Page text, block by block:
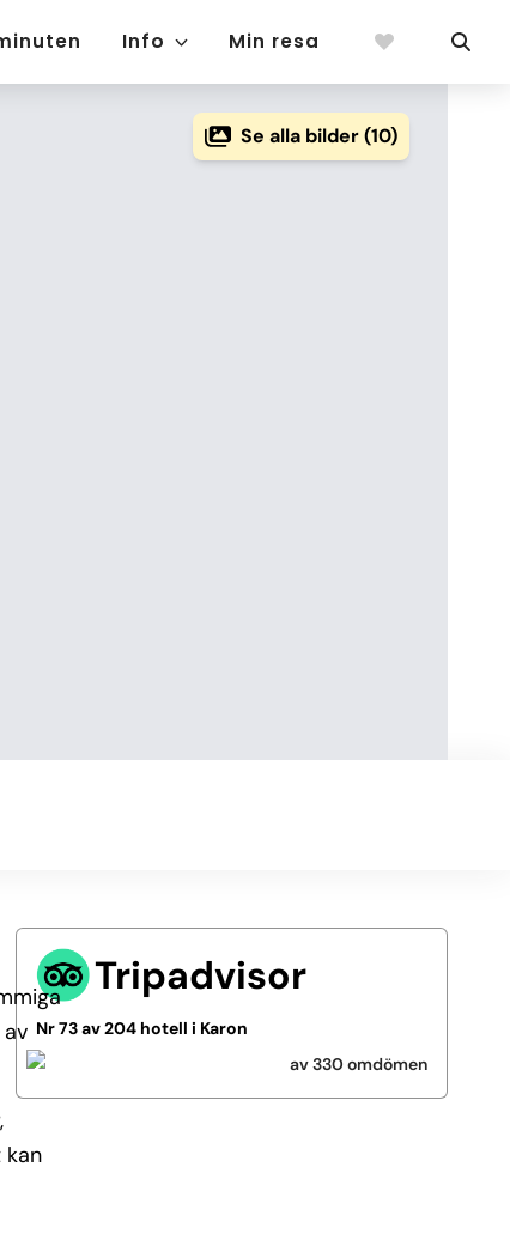
Info Min resa
Se alla bilder (10)
Tripadvisor
Nr 73 av 204 hotell i Karon
av 330 omdömen